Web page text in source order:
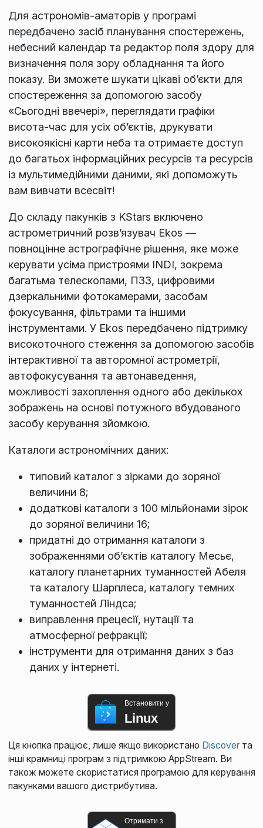
Для астрономів-аматорів у програмі
передбачено засіб планування спостережень,
небесний календар та редактор поля здору для
визначення поля зору обладнання та його
показу. Ви зможете шукати цікаві об’єкти для
спостереження за допомогою засобу
«Сьогодні ввечері», переглядати графіки
висота-час для усіх об’єктів, друкувати
високоякісні карти неба та отримаєте доступ
до багатьох інформаційних ресурсів та ресурсів
із мультимедійними даними, які допоможуть
вам вивчати всесвіт!
До складу пакунків з KStars включено
астрометричний розв’язувач Ekos —
повноцінне астрографічне рішення, яке може
керувати усіма пристроями INDI, зокрема
багатьма телескопами, ПЗЗ, цифровими
дзеркальними фотокамерами, засобам
фокусування, фільтрами та іншими
інструментами. У Ekos передбачено підтримку
високоточного стеження за допомогою засобів
інтерактивної та авторомної астрометрії,
автофокусування та автонаведення,
можливості захоплення одного або декількох
зображень на основі потужного вбудованого
засобу керування зйомкою.
Каталоги астрономічних даних:
типовий каталог з зірками до зоряної
величини 8;
додаткові каталоги з 100 мільйонами зірок
до зоряної величини 16;
придатні до отримання каталоги з
зображеннями об’єктів каталогу Месьє,
каталогу планетарних туманностей Абеля
та каталогу Шарплеса, каталогу темних
туманностей Ліндса;
виправлення прецесії, нутації та
атмосферної рефракції;
інструменти для отримання даних з баз
даних у інтернеті.
Встановити у
Linux
Ця кнопка працює, лише якщо використано Discoverта
інші крамниці програм з підтримкою AppStream. Ви
також можете скористатися програмою для керування
пакунками вашого дистрибутива.
Отримати з